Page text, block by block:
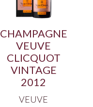
CHAMPAGNE
VEUVE
CLICQUOT
VINTAGE
2012
VEUVE